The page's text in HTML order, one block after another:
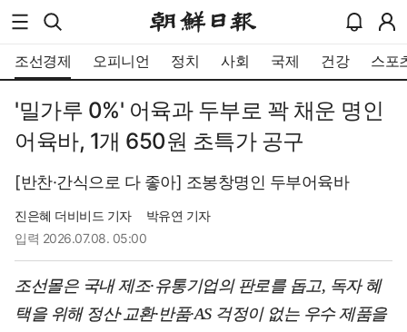
조선경제 오피니언 정치 사회 국제 건강 스포
'밀가루 0%' 어육과 두부로 꽉 채운 명인
어육바, 1개 650원 초특가 공구
[반찬·간식으로 다 좋아] 조봉창명인 두부어육바
진은혜 더비비드 기자
박유연 기자
입력 2026.07.08. 05:00
조선몰은 국내 제조·유통기업의 판로를 돕고, 독자 혜
택을 위해 정산·교환·반품·AS 걱정이 없는 우수 제품을